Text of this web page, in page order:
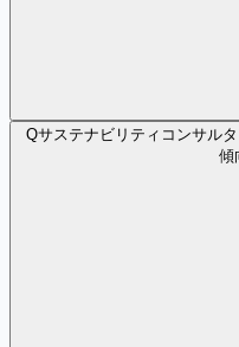
Qサステナビリティコンサル
傾